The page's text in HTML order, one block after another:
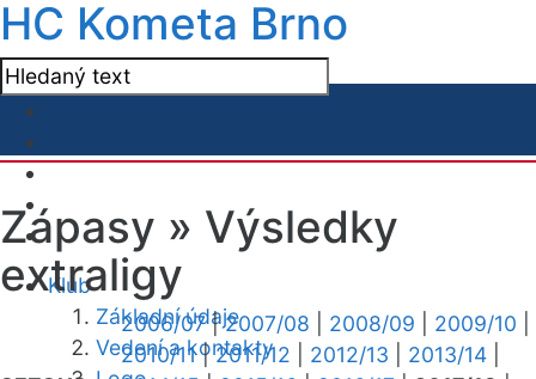
HC Kometa Brno
Klub
Základní údaje
Vedení a kontakty
Zápasy » Výsledky
extraligy
2006/07|2007/08 2008/09 2009/10
2010/11|2011/12 2012/13 2013/14